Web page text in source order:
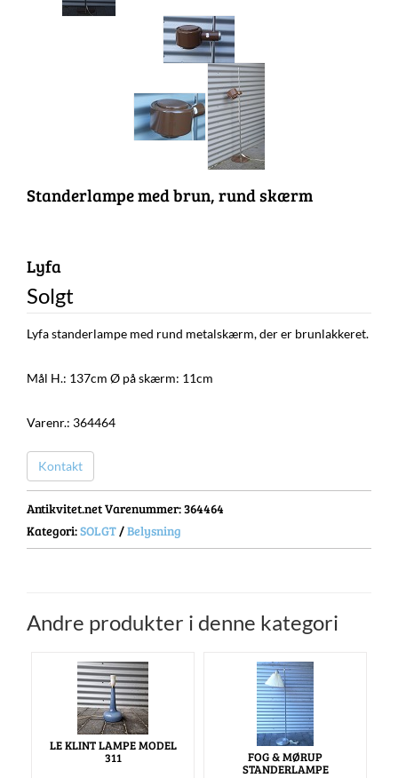
Standerlampe med brun, rund skærm
Lyfa
Solgt
Lyfa standerlampe med rund metalskærm, der er brunlakkeret.
Mål H.: 137cm Ø på skærm: 11cm
Varenr.: 364464
Kontakt
Antikvitet.net Varenummer: 364464
Kategori:SOLGT /Belysning
Andre produkter i denne kategori
LE KLINT LAMPE MODEL
311 FOG & MØRUP
STANDERLAMPE